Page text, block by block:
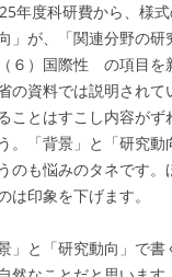
年度科研費から、様
」が、「関連分野の研
６）国際性 の項目を
の資料では説明されて
ことはすこし内容が
。「背景」と「研究
のも悩みのタネです。
は印象を下げます。
」と「研究動向」で書